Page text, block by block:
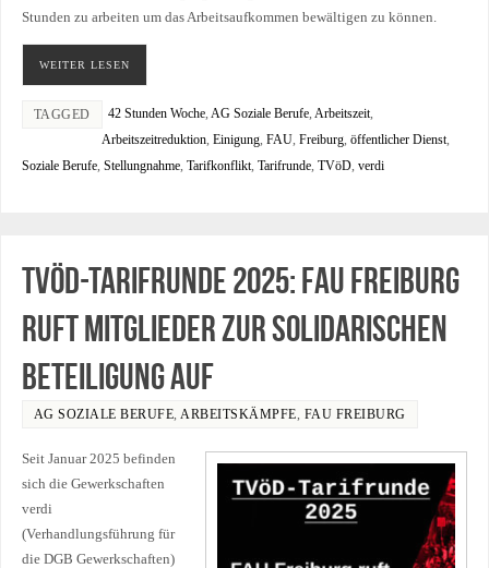
Stunden zu arbeiten um das Arbeitsaufkommen bewältigen zu können.
WEITER LESEN
TAGGED 42 Stunden Woche, AG Soziale Berufe, Arbeitszeit,
Arbeitszeitreduktion, Einigung, FAU, Freiburg, öffentlicher Dienst,
Soziale Berufe, Stellungnahme, Tarifkonflikt, Tarifrunde, TVöD, verdi
TVöD-Tarifrunde 2025: FAU Freiburg
ruft Mitglieder zur solidarischen
Beteiligung auf
AG SOZIALE BERUFE ARBEITSKÄMPFE FAU FREIBURG
Seit Januar 2025 befinden
sich die Gewerkschaften
verdi
(Verhandlungsführung für
die DGB Gewerkschaften)